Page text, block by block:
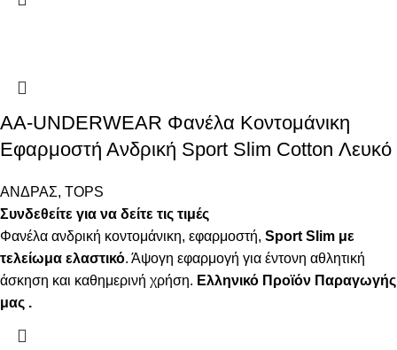
AA-UNDERWEAR Φανέλα Κοντομάνικη
Εφαρμοστή Ανδρική Sport Slim Cotton Λευκό
ΑΝΔΡΑΣ, TOPS
Συνδεθείτε για να δείτε τις τιμές
Φανέλα ανδρική κοντομάνικη, εφαρμοστή, Sport Slim με
τελείωμα ελαστικό. Άψογη εφαρμογή για έντονη αθλητική
άσκηση και καθημερινή χρήση. Ελληνικό Προϊόν Παραγωγής
μας .